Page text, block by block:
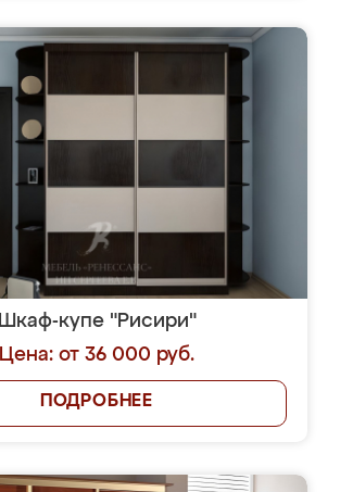
Шкаф-купе "Рисири"
Цена: от 36 000 руб.
ПОДРОБНЕЕ